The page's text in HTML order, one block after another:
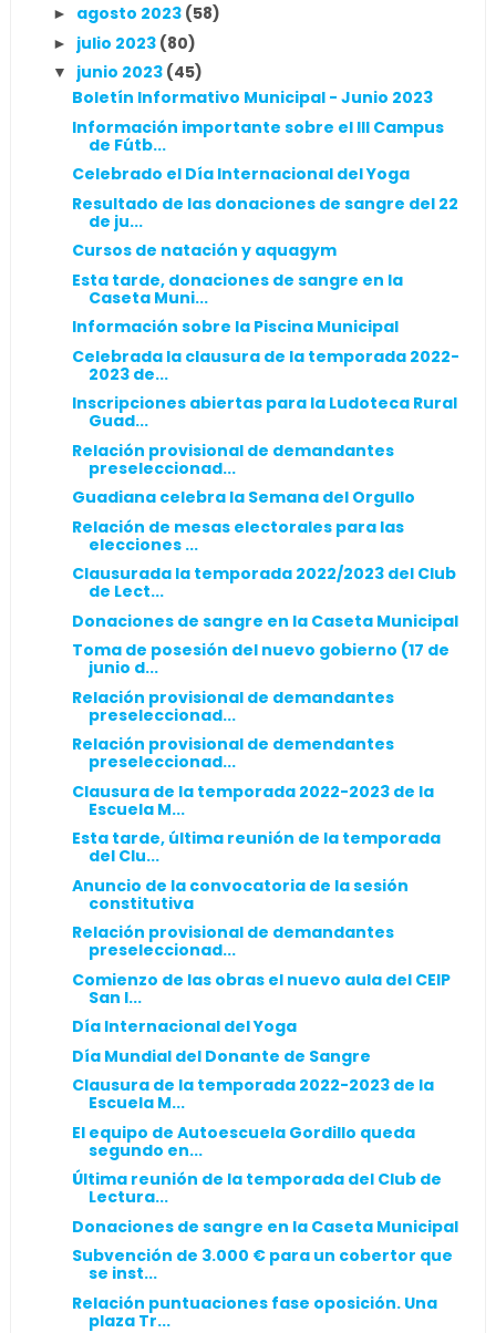
► agosto 2023 (58)
► julio 2023 (80)
▼ junio 2023 (45)
Boletín Informativo Municipal - Junio 2023
Información importante sobre el III Campus
de Fútb...
Celebrado el Día Internacional del Yoga
Resultado de las donaciones de sangre del 22
de ju...
Cursos de natación y aquagym
Esta tarde, donaciones de sangre en la
Caseta Muni...
Información sobre la Piscina Municipal
Celebrada la clausura de la temporada 2022-
2023 de...
Inscripciones abiertas para la Ludoteca Rural
Guad...
Relación provisional de demandantes
preseleccionad...
Guadiana celebra la Semana del Orgullo
Relación de mesas electorales para las
elecciones ...
Clausurada la temporada 2022/2023 del Club
de Lect...
Donaciones de sangre en la Caseta Municipal
Toma de posesión del nuevo gobierno (17 de
junio d...
Relación provisional de demandantes
preseleccionad...
Relación provisional de demendantes
preseleccionad...
Clausura de la temporada 2022-2023 de la
Escuela M...
Esta tarde, última reunión de la temporada
del Clu...
Anuncio de la convocatoria de la sesión
constitutiva
Relación provisional de demandantes
preseleccionad...
Comienzo de las obras el nuevo aula del CEIP
San I...
Día Internacional del Yoga
Día Mundial del Donante de Sangre
Clausura de la temporada 2022-2023 de la
Escuela M...
El equipo de Autoescuela Gordillo queda
segundo en...
Última reunión de la temporada del Club de
Lectura...
Donaciones de sangre en la Caseta Municipal
Subvención de 3.000 € para un cobertor que
se inst...
Relación puntuaciones fase oposición. Una
plaza Tr...